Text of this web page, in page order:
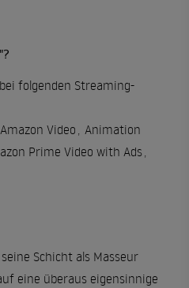
folgenden Streaming-
Amazon Video , Animation
Prime Video with Ads,
Schicht als Masseur
eine überaus eigensinnige